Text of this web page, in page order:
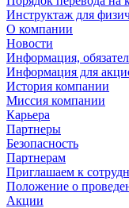
Инструктаж для
О компании
Новости
Информация,
Информация для
История компании
Миссия компании
Карьера
Партнеры
Безопасность
Партнерам
Приглашаем к
Положение о
Акции